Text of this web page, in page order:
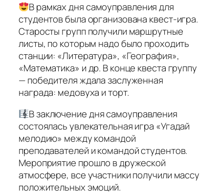
В рамках дня самоуправления для
студентов была организована квест-игра.
Старосты групп получили маршрутные
листы, по которым надо было проходить
станции: «Литература», «География»,
«Математика» и др. В конце квеста группу
— победителя ждала заслуженная
награда: медовуха и торт.
В заключение дня самоуправления
состоялась увлекательная игра «Угадай
мелодию» между командой
преподавателей и командой студентов.
Мероприятие прошло в дружеской
атмосфере, все участники получили массу
положительных эмоций.